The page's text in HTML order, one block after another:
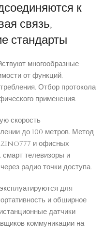
к
связь,
стандарты
многообразные
от функций,
Отбор протокола
применения.
скорость
до 100 метров. Метод
и офисных
телевизоры и
радио точки доступа.
для
и обширное
датчики
коммуникации на